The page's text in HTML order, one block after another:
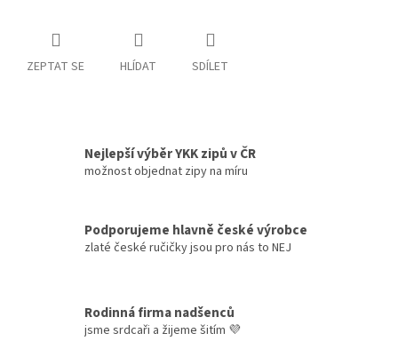
ZEPTAT SE HLÍDAT SDÍLET
Nejlepší výběr YKK zipů v ČR
možnost objednat zipy na míru
Podporujeme hlavně české výrobce
zlaté české ručičky jsou pro nás to NEJ
Rodinná firma nadšenců
jsme srdcaři a žijeme šitím 💜